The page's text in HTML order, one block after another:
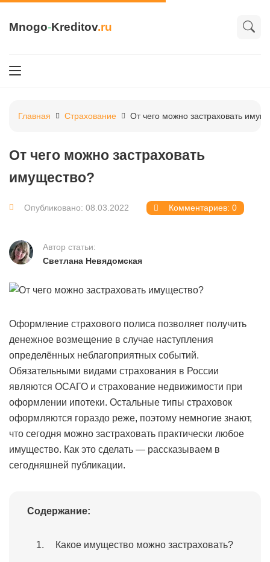
Mnogo-Kreditov.ru
Главная Страхование От чего можно застраховать
От чего можно застраховать
имущество?
Опубликовано: 08.03.2022 Комментариев: 0
Автор статьи:
Светлана Невядомская
Оформление страхового полиса позволяет получить
денежное возмещение в случае наступления
определённых неблагоприятных событий.
Обязательными видами страхования в России
являются ОСАГО и страхование недвижимости при
оформлении ипотеки. Остальные типы страховок
оформляются гораздо реже, поэтому немногие знают,
что сегодня можно застраховать практически любое
имущество. Как это сделать — рассказываем в
сегодняшней публикации.
Содержание:
Какое имущество можно застраховать?